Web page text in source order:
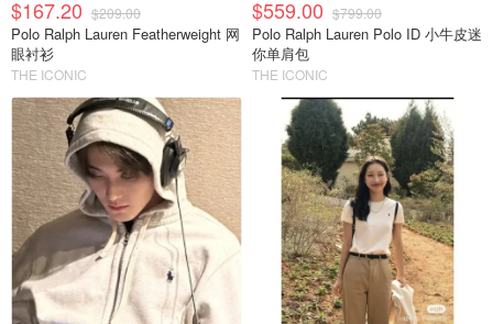
$167.20 $209.00
Polo Ralph Lauren Featherweight 网
眼衬衫
THE ICONIC
$559.00 $799.00
Polo Ralph Lauren Polo ID 小牛皮迷
你单肩包
THE ICONIC